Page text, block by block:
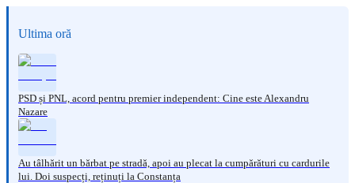
Ultima oră
PSD și PNL, acord pentru premier independent: Cine este Alexandru
Nazare
Au tâlhărit un bărbat pe stradă, apoi au plecat la cumpărături cu cardurile
lui. Doi suspecți, reținuți la Constanța